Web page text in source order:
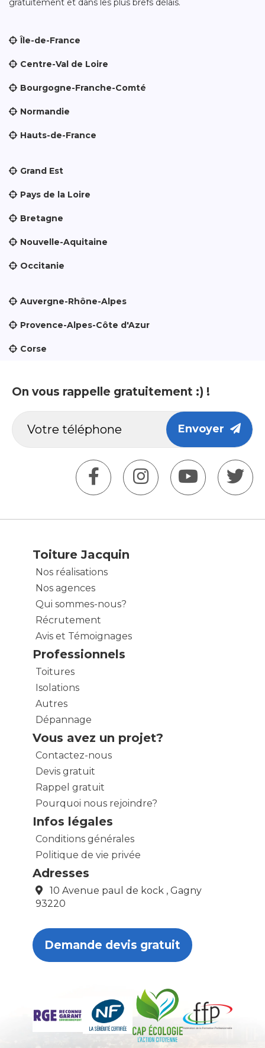
Île-de-France
Centre-Val de Loire
Bourgogne-Franche-Comté
Normandie
Hauts-de-France
Grand Est
Pays de la Loire
Bretagne
Nouvelle-Aquitaine
Occitanie
Auvergne-Rhône-Alpes
Provence-Alpes-Côte d'Azur
Corse
On vous rappelle gratuitement :) !
Envoyer
Toiture Jacquin
Nos réalisations
Nos agences
Qui sommes-nous?
Récrutement
Avis et Témoignages
Professionnels
Toitures
Isolations
Autres
Dépannage
Vous avez un projet?
Contactez-nous
Devis gratuit
Rappel gratuit
Pourquoi nous rejoindre?
Infos légales
Conditions générales
Politique de vie privée
Adresses
10 Avenue paul de kock , Gagny
93220
Demande devis gratuit